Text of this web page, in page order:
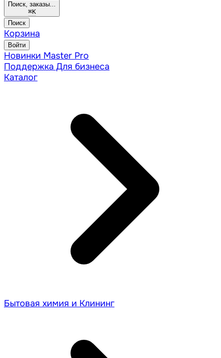
Поиск, заказы...
⌘K
Поиск
Корзина
Войти
Новинки Master Pro
Поддержка Для бизнеса
Каталог
Бытовая химия и Клининг